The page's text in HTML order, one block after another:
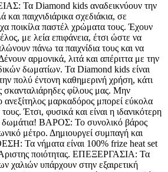
Τα Diamond kids αναδεικνύουν την
παιχνιδιάρικα σχεδιάκια, σε
ποικίλα παστέλ χρώματα τους. Έχουν
με λεία επιφάνεια, έτσι ώστε να
πάνω τα παιχνίδια τους και να
αρμονικά, λιτά και απέριττα με την
δωματίων. Τα Diamond kids είναι
πολύ έντονη καθημερινή χρήση, κάτι
σκανταλιάρηδες φίλους μας. Μην
ανεξίτηλος μαρκαδόρος μπορεί εύκολα
Έτσι, φυσικά και είναι η ιδανικότερη
δωμάτια! ΒΑΡΟΣ: Το συνολικό βάρος
μέτρο. Δημιουργεί συμπαγή και
Τα νήματα είναι 100% frize heat set
ποιότητας. ΕΠΕΞΕΡΓΑΣΙΑ: Τα
χαλιών υπάρχουν στην εξαιρετική